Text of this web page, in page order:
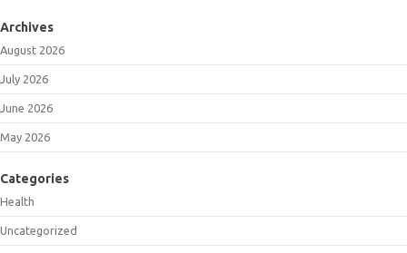
Archives
August 2026
July 2026
June 2026
May 2026
Categories
Health
Uncategorized